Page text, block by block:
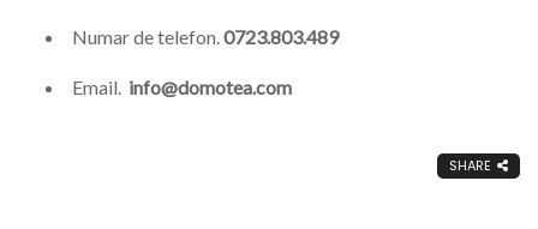
Numar de telefon.0723.803.489
Email. info@domotea.com
SHARE